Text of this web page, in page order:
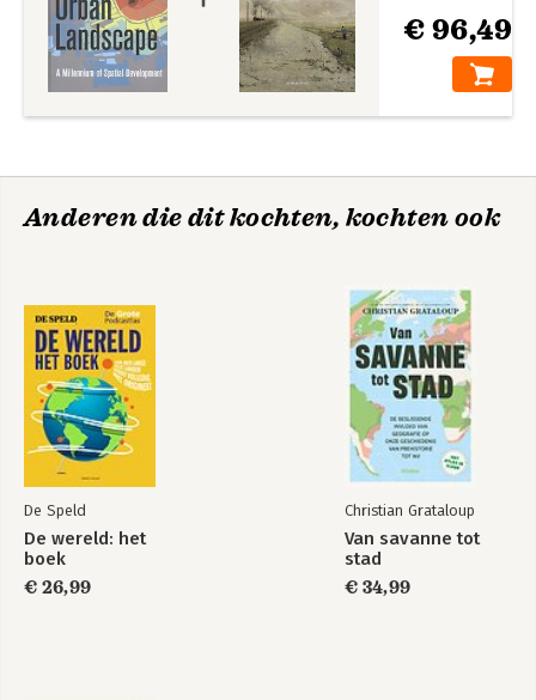
€ 96,49
Anderen die dit kochten, kochten ook
De Speld
De wereld: het
boek
€ 26,99
Christian Grataloup
Van savanne tot
stad
€ 34,99